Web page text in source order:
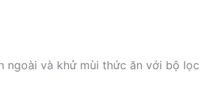
ngoài và khử mùi thức ăn với bộ lọc